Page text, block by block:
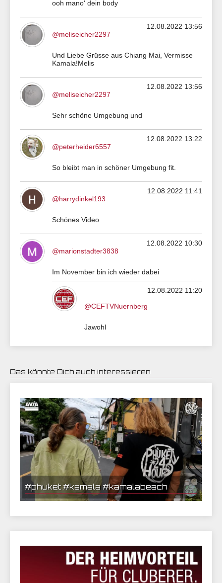
ooh mano‘ dein body
12.08.2022 13:56
@meliseicher2297
Und Liebe Grüsse aus Chiang Mai, Vermisse
Kamala!Melis
12.08.2022 13:56
@meliseicher2297
Sehr schöne Umgebung und
12.08.2022 13:22
@peterheider6557
So bleibt man in schöner Umgebung fit.
12.08.2022 11:41
@harrydinkel193
Schönes Video
12.08.2022 10:30
@marionstadter3838
Im November bin ich wieder dabei
12.08.2022 11:20
@CEFTVNuernberg
Jawohl
Das könnte Dich auch interessieren
10.08.2022 07:05 | Phuket 24 Hours
#phuket #kamala #kamalabeach